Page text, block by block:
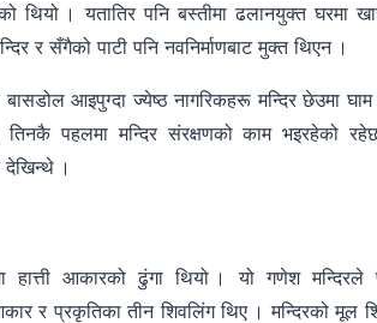
थियो । यतातिर पनि बस्तीमा ढलानयुक्त घरमा
र सँगैको पाटी पनि नवनिर्माणबाट मुक्त थिएन ।
बासडोल आइपुग्दा ज्येष्ठ नागरिकहरू मन्दिर छेउमा
पहलमा मन्दिर संरक्षणको काम भइरहेको रहेछ ।
।
हात्ती आकारको ढुंगा थियो । यो गणेश मन्दिरले
र प्रकृतिका तीन शिवलिंग थिए । मन्दिरको मूल